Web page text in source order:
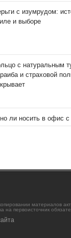
с изумрудом:
и выборе
с натуральным
и страховой
ли носить в офис с
материалов
на первоисточник